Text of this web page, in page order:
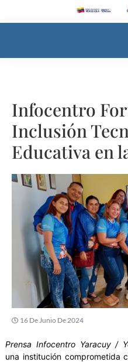
Infocentro
Inclusión
Educativa en
16 De Junio De 2024
Prensa Infocentro Yaracuy /
una institución comprometida